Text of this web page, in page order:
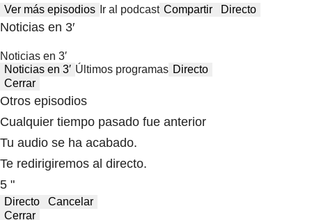
Ver más episodios Ir al podcast Compartir Directo
Noticias en 3′
Noticias en 3′
Noticias en 3′ Últimos programas Directo
Cerrar
Otros episodios
Cualquier tiempo pasado fue anterior
Tu audio se ha acabado.
Te redirigiremos al directo.
5 "
Directo
Cancelar
Cerrar